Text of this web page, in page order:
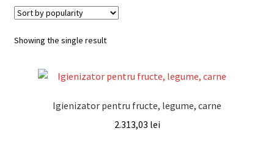
Coș
Showing the single result
Igienizator pentru fructe, legume, carne
2.313,03 lei